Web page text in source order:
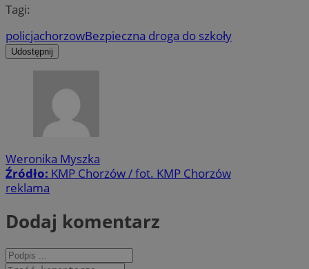
Tagi:
policjachorzowBezpieczna droga do szkoły
Udostępnij
Weronika Myszka
Źródło: KMP Chorzów / fot. KMP Chorzów
reklama
Dodaj komentarz